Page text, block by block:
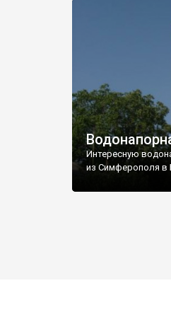
Интересную
из Симферополя в